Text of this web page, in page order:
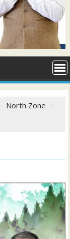
North Zone